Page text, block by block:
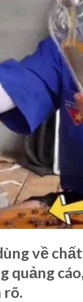
về
quảng
rõ.